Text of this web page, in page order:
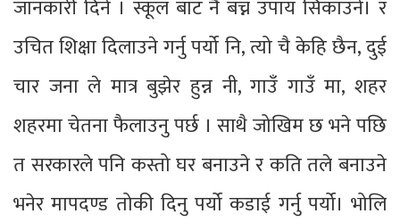
जानकारी दिने । स्कूल बाट नै बच्न उपाय सिकाउने। र
उचित शिक्षा दिलाउने गर्नु पर्यो नि, त्यो चै केहि छैन, दुई
चार जना ले मात्र बुझेर हुन्न नी, गाउँ गाउँ मा, शहर
शहरमा चेतना फैलाउनु पर्छ । साथै जोखिम छ भने पछि
त सरकारले पनि कस्तो घर बनाउने र कति तले बनाउने
भनेर मापदण्ड तोकी दिनु पर्यो कडाई गर्नु पर्यो। भोलि